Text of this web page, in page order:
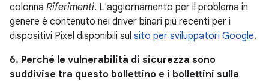
colonna Riferimenti. L'aggiornamento per il problema in
genere è contenuto nei driver binari più recenti per i
dispositivi Pixel disponibili sul sito per sviluppatori Google.
6. Perché le vulnerabilità di sicurezza sono
suddivise tra questo bollettino e i bollettini sulla